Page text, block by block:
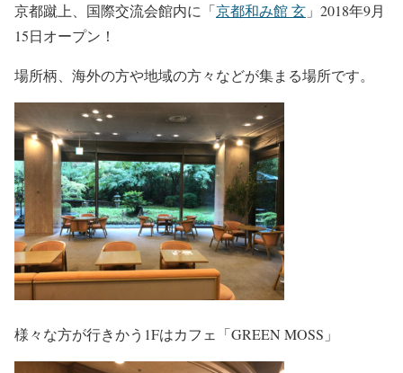
京都蹴上、国際交流会館内に「京都和み館 玄 」2018年9月
15日オープン！
場所柄、海外の方や地域の方々などが集まる場所です。
様々な方が行きかう1Fはカフェ「GREEN MOSS」